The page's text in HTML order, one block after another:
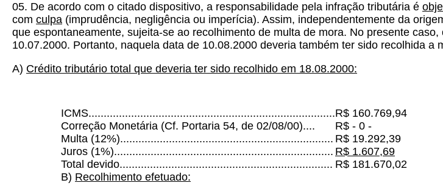
05. De acordo com o citado dispositivo, a responsabilidade pela infração tributária é
com culpa (imprudência, negligência ou imperícia). Assim, independentemente da
que espontaneamente, sujeita-se ao recolhimento de multa de mora. No presente
10.07.2000. Portanto, naquela data de 10.08.2000 deveria também ter sido recolhida
A) Crédito tributário total que deveria ter sido recolhido em 18.08.2000:
ICMS.................................................................................R$ 160.769,94
Correção Monetária (Cf. Portaria 54, de 02/08/00)....
R$ - 0 -
Multa (12%)...................................................................... R$ 19.292,39
Juros (1%)........................................................................ R$ 1.607,69
Total devido...................................................................... R$ 181.670,02
B) Recolhimento efetuado: